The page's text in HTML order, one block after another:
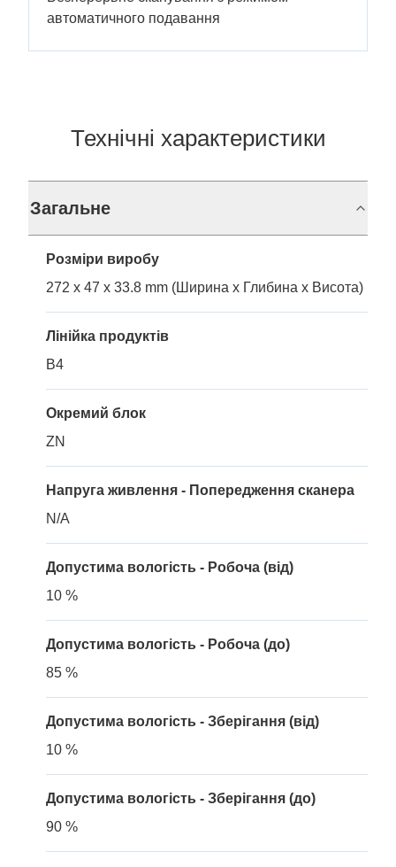
автоматичного подавання
Технічні характеристики
Загальне
Розміри виробу
272 x 47 x 33.8 mm (Ширина x Глибина x Висота)
Лінійка продуктів
B4
Окремий блок
ZN
Напруга живлення - Попередження сканера
N/A
Допустима вологість - Робоча (від)
10 %
Допустима вологість - Робоча (до)
85 %
Допустима вологість - Зберігання (від)
10 %
Допустима вологість - Зберігання (до)
90 %